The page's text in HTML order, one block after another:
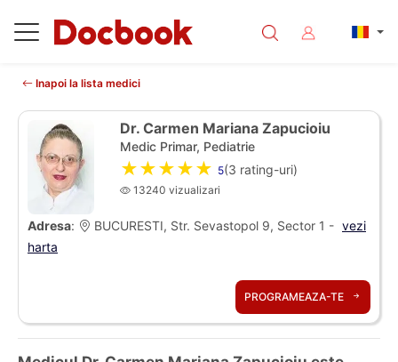
Inapoi la lista medici
Dr. Carmen Mariana Zapucioiu
Medic Primar, Pediatrie
★★★★★ 5(3 rating-uri)
13240 vizualizari
Adresa: BUCURESTI, Str. Sevastopol 9, Sector 1 - vezi
harta
PROGRAMEAZA-TE